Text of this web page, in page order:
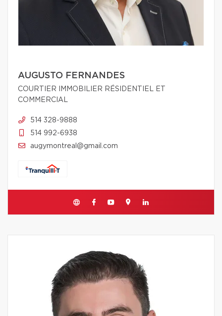
AUGUSTO FERNANDES
COURTIER IMMOBILIER RÉSIDENTIEL ET
COMMERCIAL
514 328-9888
514 992-6938
augymontreal@gmail.com